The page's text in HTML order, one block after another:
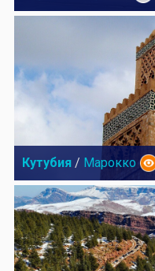
Кутубия / Марокко